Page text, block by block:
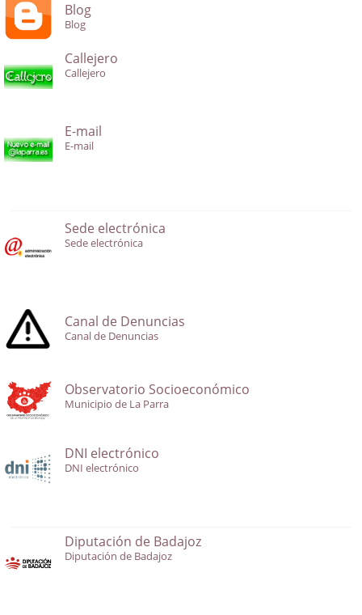
Blog
Blog
Callejero
Callejero
E-mail
E-mail
Sede electrónica
Sede electrónica
Canal de Denuncias
Canal de Denuncias
Observatorio Socioeconómico
Municipio de La Parra
DNI electrónico
DNI electrónico
Diputación de Badajoz
Diputación de Badajoz